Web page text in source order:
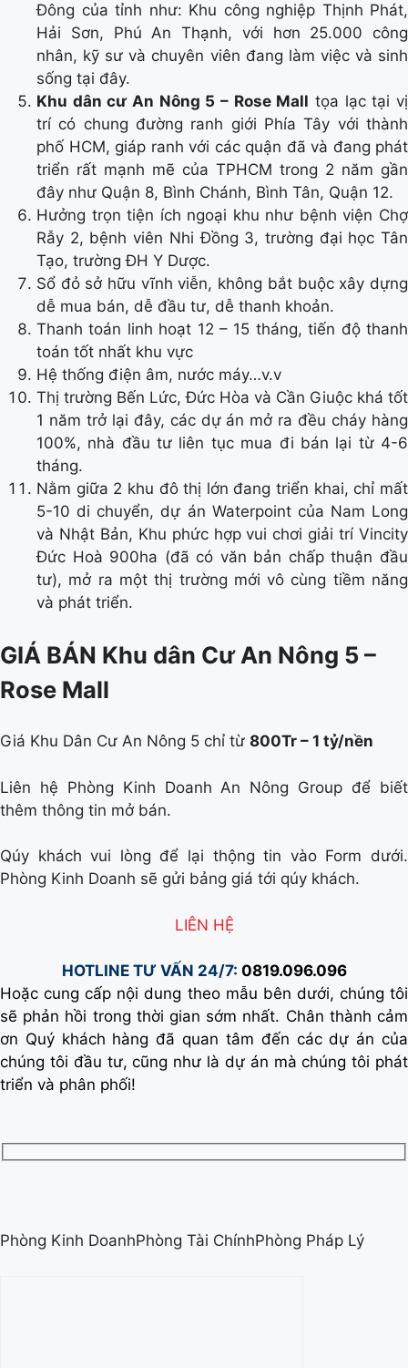
Đông của tỉnh như: Khu công nghiệp Thịnh Phát,
Hải Sơn, Phú An Thạnh, với hơn 25.000 công
nhân, kỹ sư và chuyên viên đang làm việc và sinh
sống tại đây.
Khu dân cư An Nông 5 – Rose Mall tọa lạc tại vị
trí có chung đường ranh giới Phía Tây với thành
phố HCM, giáp ranh với các quận đã và đang phát
triển rất mạnh mẽ của TPHCM trong 2 năm gần
đây như Quận 8, Bình Chánh, Bình Tân, Quận 12.
Hưởng trọn tiện ích ngoại khu như bệnh viện Chợ
Rẫy 2, bệnh viên Nhi Đồng 3, trường đại học Tân
Tạo, trường ĐH Y Dược.
Sổ đỏ sở hữu vĩnh viễn, không bắt buộc xây dựng
dễ mua bán, dễ đầu tư, dễ thanh khoản.
Thanh toán linh hoạt 12 – 15 tháng, tiến độ thanh
toán tốt nhất khu vực
Hệ thống điện âm, nước máy…v.v
Thị trường Bến Lức, Đức Hòa và Cần Giuộc khá tốt
1 năm trở lại đây, các dự án mở ra đều cháy hàng
100%, nhà đầu tư liên tục mua đi bán lại từ 4-6
tháng.
Nằm giữa 2 khu đô thị lớn đang triển khai, chỉ mất
5-10 di chuyển, dự án Waterpoint của Nam Long
và Nhật Bản, Khu phức hợp vui chơi giải trí Vincity
Đức Hoà 900ha (đã có văn bản chấp thuận đầu
tư), mở ra một thị trường mới vô cùng tiềm năng
và phát triển.
GIÁ BÁN Khu dân Cư An Nông 5 –
Rose Mall
Giá Khu Dân Cư An Nông 5 chỉ từ 800Tr – 1 tỷ/nền
Liên hệ Phòng Kinh Doanh An Nông Group để biết
thêm thông tin mở bán.
Qúy khách vui lòng để lại thộng tin vào Form dưới.
Phòng Kinh Doanh sẽ gửi bảng giá tới qúy khách.
LIÊN HỆ
HOTLINE TƯ VẤN 24/7: 0819.096.096
Hoặc cung cấp nội dung theo mẫu bên dưới, chúng tôi
sẽ phản hồi trong thời gian sớm nhất. Chân thành cảm
ơn Quý khách hàng đã quan tâm đến các dự án của
chúng tôi đầu tư, cũng như là dự án mà chúng tôi phát
triển và phân phối!
Phòng Kinh DoanhPhòng Tài ChínhPhòng Pháp Lý